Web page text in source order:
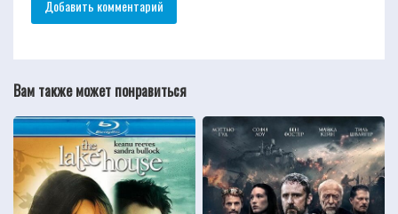
Вам также может понравиться